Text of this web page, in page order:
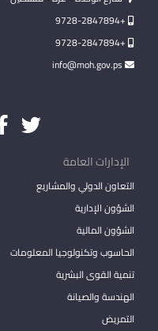
+9728-2847894
+9728-2847894
الإدارات العامة
التعاون الدولي والمشاريع
الشؤون الإدارية
الشؤون المالية
الحاسوب وتكنولوجيا المعلومات
تنمية القوى البشرية
الهندسة والصيانة
التمريض